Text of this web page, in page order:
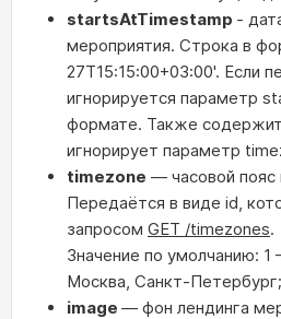
startsAtTimestamp -
мероприятия. Строка в
27T15:15:00+03:00'. Если
игнорируется параметр
формате. Также
игнорирует параметр
timezone — часовой пояс
Передаётся в виде id,
запросом GET /timezones.
Значение по умолчанию:
Москва, Санкт-Петербург;
image — фон лендинга